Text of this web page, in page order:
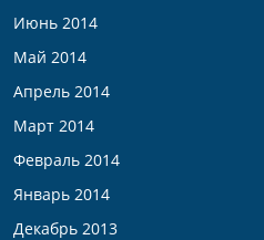
Июнь 2014
Май 2014
Апрель 2014
Март 2014
Февраль 2014
Январь 2014
Декабрь 2013